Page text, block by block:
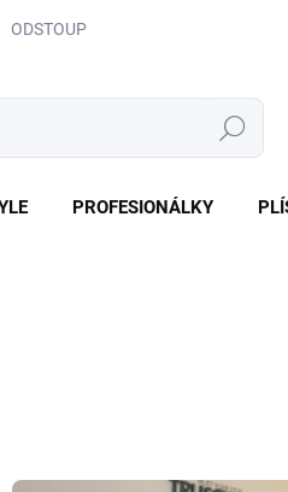
ODSTOUPENÍ OD SMLOUVY
Hledat
PROFESIONÁLKY